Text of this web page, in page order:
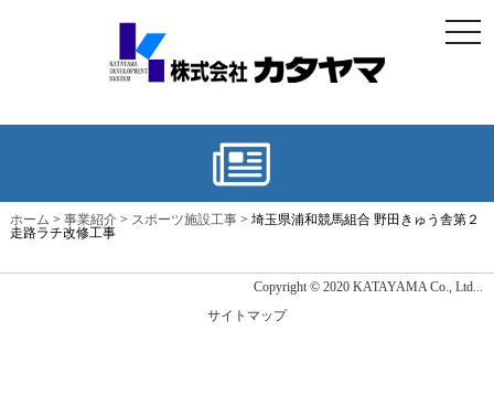
ホーム > 事業紹介> スポーツ施設工事> 埼玉県浦和競馬組合 野田きゅう舎第２
走路ラチ改修工事
Copyright © 2020 KATAYAMA Co., Ltd...
サイトマップ